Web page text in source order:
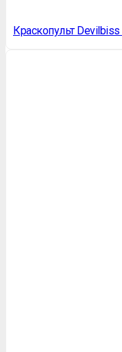
Краскопульт